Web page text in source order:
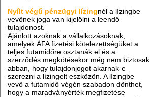
Nyílt végű pénzügyi lízingnél a lízingbe
vevőnek joga van kijelölni a leendő
tulajdonost.
Ajánlott azoknak a vállalkozásoknak,
amelyek ÁFA fizetési kötelezettségüket a
teljes futamidőre osztanák el és a
szerződés megkötésekor még nem biztosak
abban, hogy tulajdonjogot akarnak-e
szerezni a lízingelt eszközön. A lízingbe
vevő a futamidő végén szabadon dönthet,
hogy a maradványérték megfizetése